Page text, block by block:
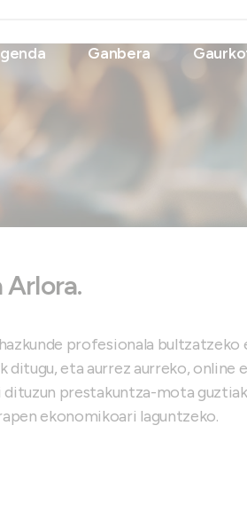
Ganbera
profesionala
eta aurrez aurreko, online
prestakuntza-mota
ekonomikoari laguntzeko.